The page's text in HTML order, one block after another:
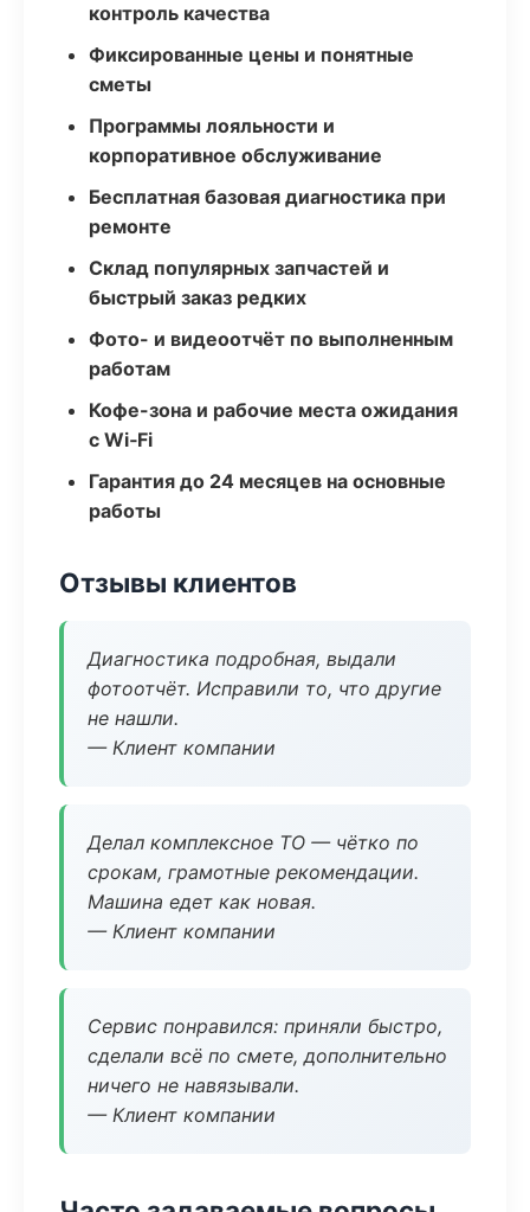
контроль качества
Фиксированные цены и понятные
сметы
Программы лояльности и
корпоративное обслуживание
Бесплатная базовая диагностика при
ремонте
Склад популярных запчастей и
быстрый заказ редких
Фото- и видеоотчёт по выполненным
работам
Кофе-зона и рабочие места ожидания
с Wi‑Fi
Гарантия до 24 месяцев на основные
работы
Отзывы клиентов
Диагностика подробная, выдали
фотоотчёт. Исправили то, что другие
не нашли.
— Клиент компании
Делал комплексное ТО — чётко по
срокам, грамотные рекомендации.
Машина едет как новая.
— Клиент компании
Сервис понравился: приняли быстро,
сделали всё по смете, дополнительно
ничего не навязывали.
— Клиент компании